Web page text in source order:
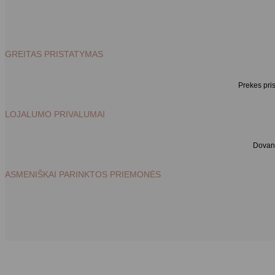
GREITAS PRISTATYMAS
Prekes
LOJALUMO PRIVALUMAI
ASMENIŠKAI PARINKTOS PRIEMONĖS